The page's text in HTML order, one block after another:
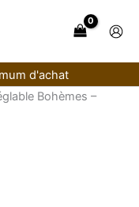
d'achat
Bohèmes –